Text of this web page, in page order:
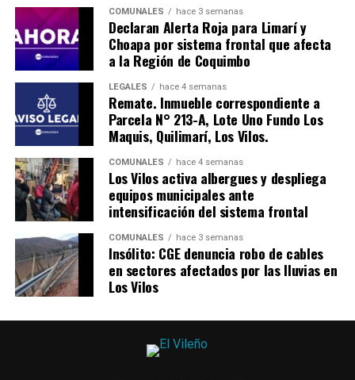
COMUNALES hace 3 semanas
Declaran Alerta Roja para Limarí y
Choapa por sistema frontal que afecta
a la Región de Coquimbo
LEGALES hace 4 semanas
Remate. Inmueble correspondiente a
Parcela N° 213-A, Lote Uno Fundo Los
Maquis, Quilimarí, Los Vilos.
COMUNALES hace 4 semanas
Los Vilos activa albergues y despliega
equipos municipales ante
intensificación del sistema frontal
COMUNALES hace 3 semanas
Insólito: CGE denuncia robo de cables
en sectores afectados por las lluvias en
Los Vilos